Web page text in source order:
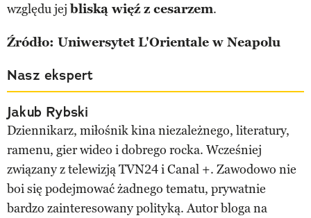
względu jejbliską więź z cesarzem.
Źródło: Uniwersytet L'Orientale w Neapolu
Nasz ekspert
Jakub Rybski
Dziennikarz, miłośnik kina niezależnego, literatury,
ramenu, gier wideo i dobrego rocka. Wcześniej
związany z telewizją TVN24 i Canal +. Zawodowo nie
boi się podejmować żadnego tematu, prywatnie
bardzo zainteresowany polityką. Autor bloga na